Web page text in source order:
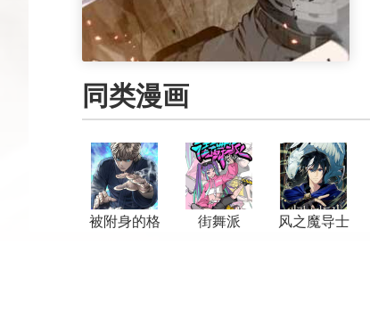
同类漫画
被附身的格
街舞派 风之魔导士